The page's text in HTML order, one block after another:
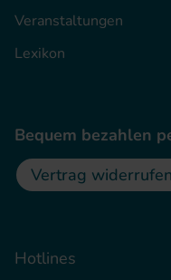
Veranstaltungen
Lexikon
Bequem bezahlen
Vertrag widerrufen
Hotlines